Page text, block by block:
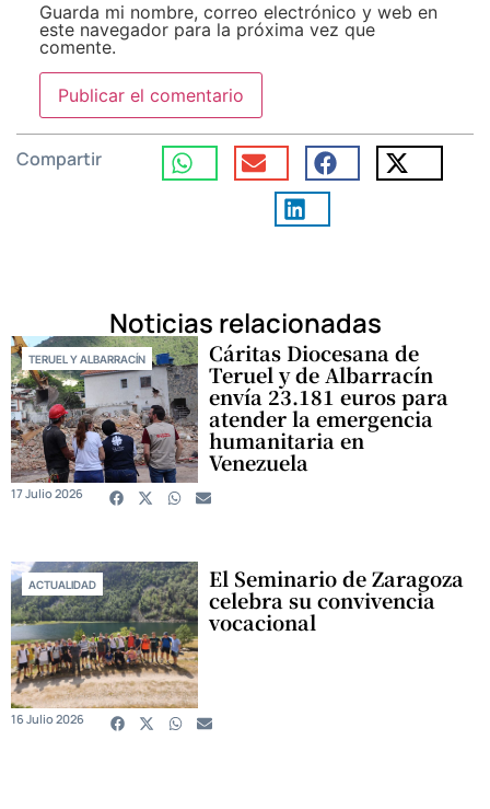
Guarda mi nombre, correo electrónico y web en
este navegador para la próxima vez que
comente.
Compartir
Noticias relacionadas
TERUEL Y ALBARRACÍN Cáritas Diocesana de
Teruel y de Albarracín
envía 23.181 euros para
atender la emergencia
humanitaria en
Venezuela
17 Julio 2026
ACTUALIDAD El Seminario de Zaragoza
celebra su convivencia
vocacional
16 Julio 2026